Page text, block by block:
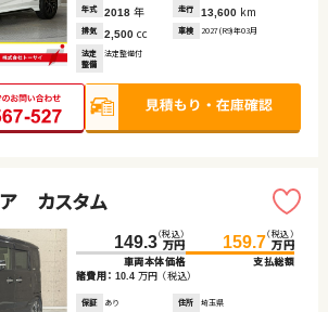
年式
2018 年 走行 13,600 km
排気 2,500 cc 車検 2027(R9)年03月
法定
整備
法定整備付
ア カスタム
149.3（税込）
万円
車両本体価格
159.7（税込）
万円
支払総額
諸費用： 10.4 万円 （税込）
保証 あり 住所
埼玉県